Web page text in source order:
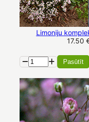
Limoniju
17.50
Pasūtīt